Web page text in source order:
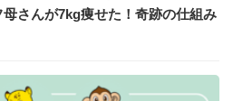
さんが7kg痩せた！奇跡の仕組み